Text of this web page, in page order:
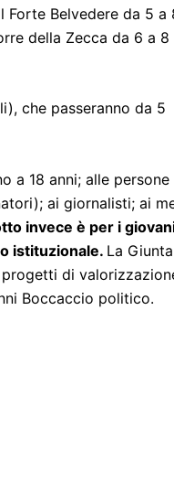
Belvedere da 5
della Zecca da 6 a
che passeranno da
a 18 anni; alle
ai giornalisti; ai
invece è per i
istituzionale. La
di
Boccaccio politico.